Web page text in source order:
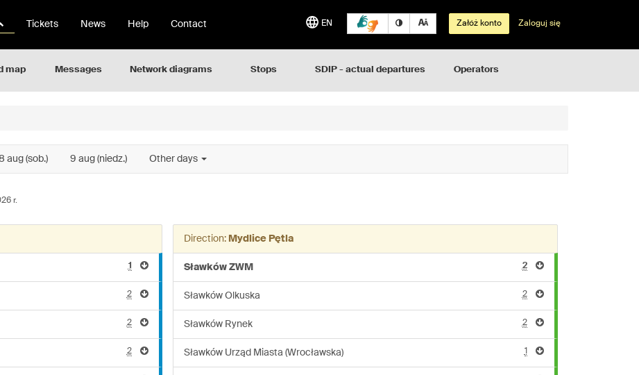
Tickets News Help Contact EN Załóż konto Zaloguj się
map Messages Network diagrams Stops SDIP - actual departures Operators
aug (sob.) 9 aug (niedz.) Other days
r.
1
2
2
2
Direction: Mydlice Pętla
Sławków ZWM 2
Sławków Olkuska 2
Sławków Rynek 2
Sławków Urząd Miasta (Wrocławska) 1